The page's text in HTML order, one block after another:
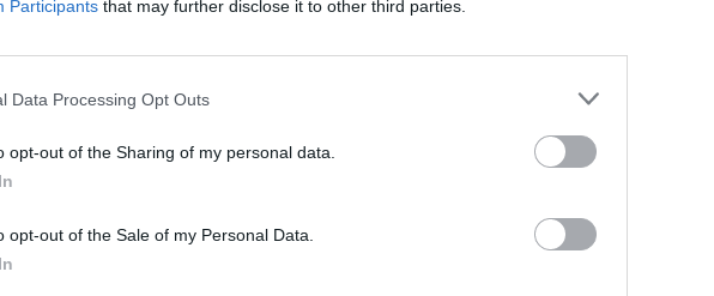
Participants that may further disclose it to other third parties.
Data Processing Opt Outs
opt-out of the Sharing of my personal data.
opt-out of the Sale of my Personal Data.
για fake news.
ακόμα αγνοείται). Πρόκειται για ένα
ανοιχτά της Ιορδανίας για να δημιουργήσει
AP.
disappeared 9 years ago has been
skeleton. The plane had 239